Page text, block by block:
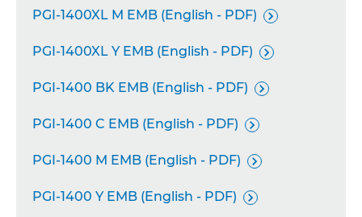
PGI-1400XL M EMB (English - PDF) 
PGI-1400XL Y EMB (English - PDF) 
PGI-1400 BK EMB (English - PDF) 
PGI-1400 C EMB (English - PDF) 
PGI-1400 M EMB (English - PDF) 
PGI-1400 Y EMB (English - PDF) 